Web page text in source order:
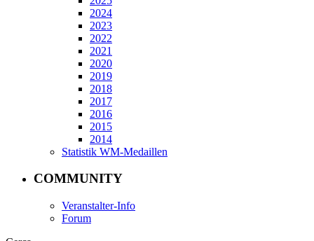
2024
2023
2022
2021
2020
2019
2018
2017
2016
2015
2014
Statistik WM-Medaillen
COMMUNITY
Veranstalter-Info
Forum